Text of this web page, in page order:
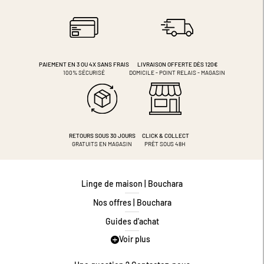
PAIEMENT EN 3 OU 4XSANS FRAIS
100% SÉCURISÉ
LIVRAISON OFFERTE DÈS 120€
DOMICILE - POINT RELAIS - MAGASIN
RETOURS SOUS 30 JOURS
GRATUITS EN MAGASIN
CLICK & COLLECT
PRÊT SOUS 48H
Linge de maison | Bouchara
Nos offres | Bouchara
Guides d'achat
Guide des tailles
Voir plus